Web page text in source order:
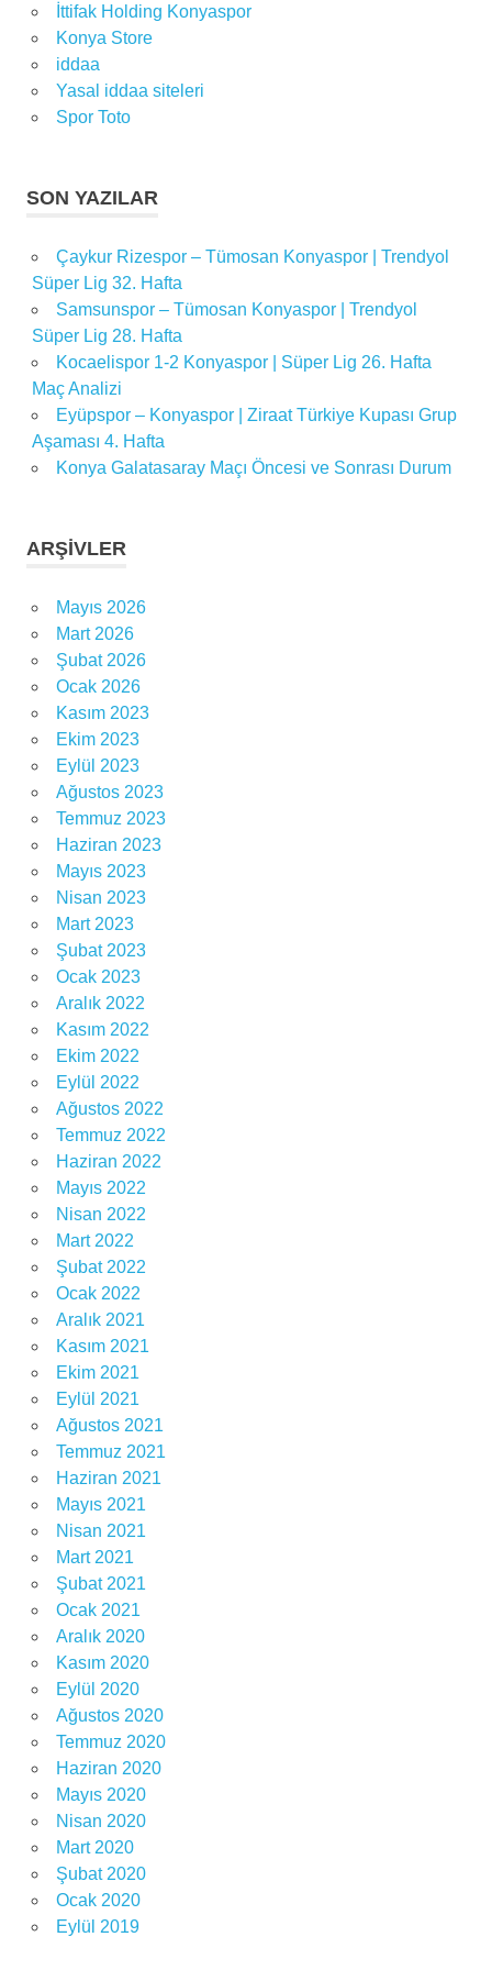
İttifak Holding Konyaspor
Konya Store
iddaa
Yasal iddaa siteleri
Spor Toto
SON YAZILAR
Çaykur Rizespor – Tümosan Konyaspor | Trendyol
Süper Lig 32. Hafta
Samsunspor – Tümosan Konyaspor | Trendyol
Süper Lig 28. Hafta
Kocaelispor 1-2 Konyaspor | Süper Lig 26. Hafta
Maç Analizi
Eyüpspor – Konyaspor | Ziraat Türkiye Kupası Grup
Aşaması 4. Hafta
Konya Galatasaray Maçı Öncesi ve Sonrası Durum
ARŞIVLER
Mayıs 2026
Mart 2026
Şubat 2026
Ocak 2026
Kasım 2023
Ekim 2023
Eylül 2023
Ağustos 2023
Temmuz 2023
Haziran 2023
Mayıs 2023
Nisan 2023
Mart 2023
Şubat 2023
Ocak 2023
Aralık 2022
Kasım 2022
Ekim 2022
Eylül 2022
Ağustos 2022
Temmuz 2022
Haziran 2022
Mayıs 2022
Nisan 2022
Mart 2022
Şubat 2022
Ocak 2022
Aralık 2021
Kasım 2021
Ekim 2021
Eylül 2021
Ağustos 2021
Temmuz 2021
Haziran 2021
Mayıs 2021
Nisan 2021
Mart 2021
Şubat 2021
Ocak 2021
Aralık 2020
Kasım 2020
Eylül 2020
Ağustos 2020
Temmuz 2020
Haziran 2020
Mayıs 2020
Nisan 2020
Mart 2020
Şubat 2020
Ocak 2020
Eylül 2019